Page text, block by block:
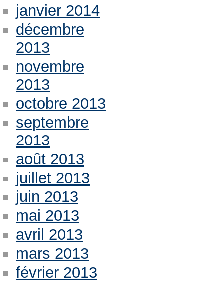
janvier 2014
décembre
2013
novembre
2013
octobre 2013
septembre
2013
août 2013
juillet 2013
juin 2013
mai 2013
avril 2013
mars 2013
février 2013